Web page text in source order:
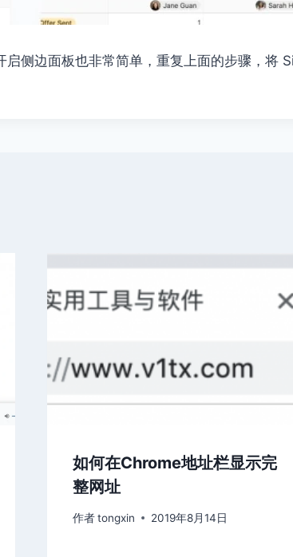
启侧边面板也非常简单，重复上面的步骤，将
如何在Chrome地址栏显示完
整网址
作者 tongxin 2019年8月14日